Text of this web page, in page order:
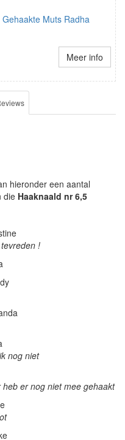
Gehaakte Muts Radha
Meer info
hieronder een aantal
die Haaknaald nr 6,5
!
nog niet
er nog niet mee gehaakt